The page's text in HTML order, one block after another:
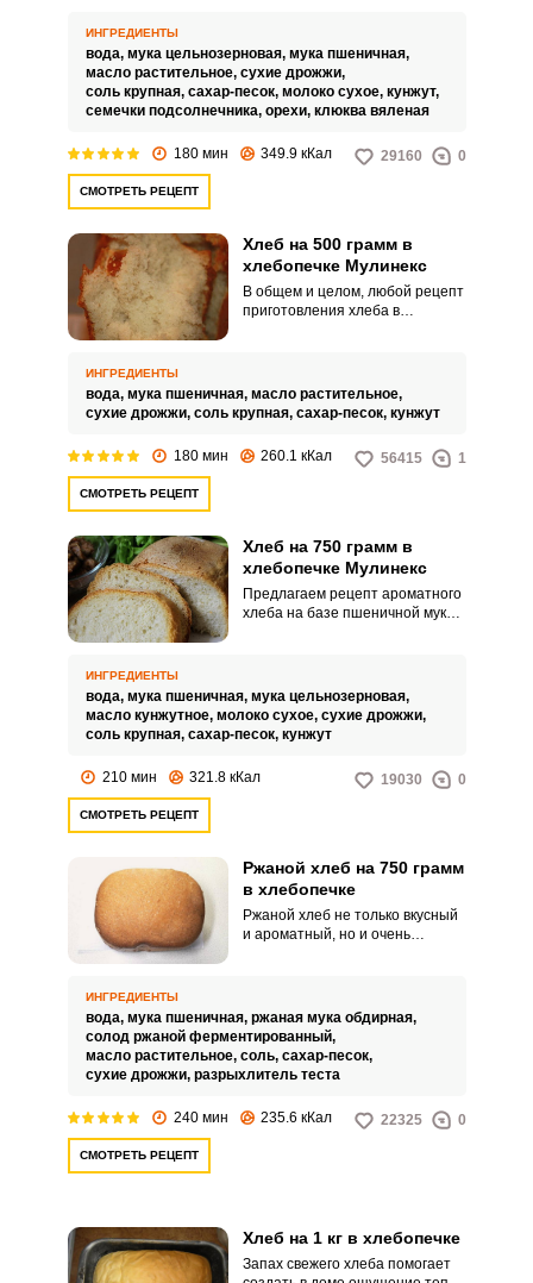
золотистый цвет. Чтобы сделать
изделие интереснее по вкусу,
предлагаем добавить семечки –
подсолнечные и тыквенные,
сухофрукты.
ИНГРЕДИЕНТЫ
вода, мука цельнозерновая, мука пшеничная,
масло растительное, сухие дрожжи,
соль крупная, сахар-песок, молоко сухое, кунжут,
семечки подсолнечника, орехи, клюква вяленая
180 мин 349.9 кКал 29160 0
СМОТРЕТЬ РЕЦЕПТ
Хлеб на 500 грамм в
хлебопечке Мулинекс
В общем и целом, любой рецепт
приготовления хлеба в
устанавливаем ее в прибор,
закрываем крышку и ждем три
часа. Сложность, пожалуй, лишь
поиске ингредиентов, если
ИНГРЕДИЕНТЫ
вода, мука пшеничная, масло растительное,
сухие дрожжи, соль крупная, сахар-песок, кунжут
180 мин 260.1 кКал 56415 1
СМОТРЕТЬ РЕЦЕПТ
Хлеб на 750 грамм в
хлебопечке Мулинекс
Предлагаем рецепт ароматного
хлеба на базе пшеничной муки с
хлеба – добавление кунжутного
масла.
ИНГРЕДИЕНТЫ
вода, мука пшеничная, мука цельнозерновая,
масло кунжутное, молоко сухое, сухие дрожжи,
соль крупная, сахар-песок, кунжут
210 мин 321.8 кКал 19030 0
СМОТРЕТЬ РЕЦЕПТ
Ржаной хлеб на 750 грамм
в хлебопечке
Ржаной хлеб не только вкусный
и ароматный, но и очень
ИНГРЕДИЕНТЫ
вода, мука пшеничная, ржаная мука обдирная,
солод ржаной ферментированный,
масло растительное, соль, сахар-песок,
сухие дрожжи, разрыхлитель теста
240 мин 235.6 кКал 22325 0
СМОТРЕТЬ РЕЦЕПТ
Хлеб на 1 кг в хлебопечке
Запах свежего хлеба помогает